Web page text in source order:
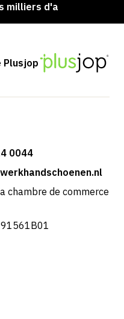
d'articles toujours en
Plusjop
0044
chambre de commerce